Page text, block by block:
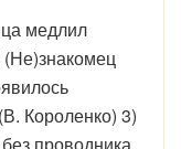
медлил
(Не)знакомец
Короленко) 3)